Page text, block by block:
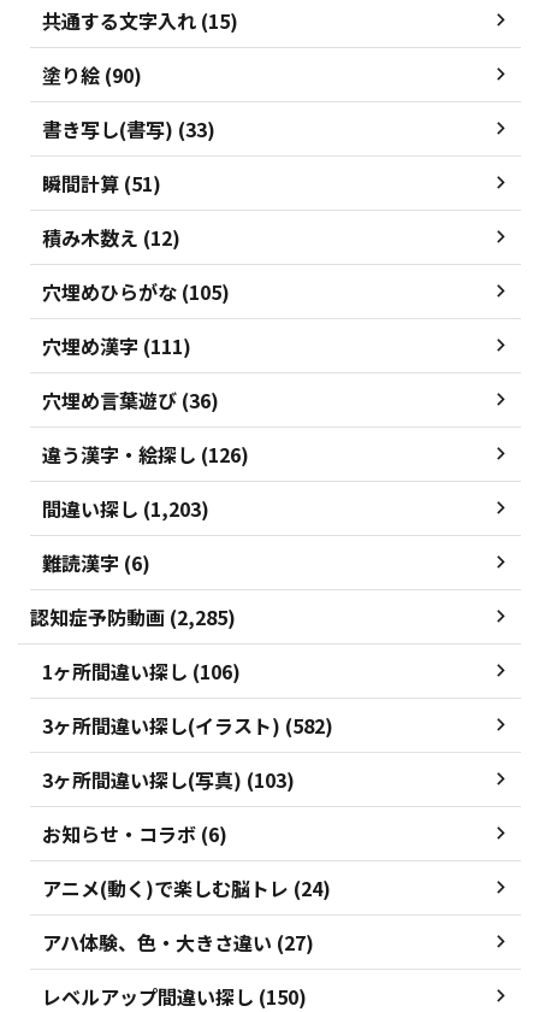
共通する文字入れ (15)
塗り絵 (90)
書き写し(書写) (33)
瞬間計算 (51)
積み木数え (12)
穴埋めひらがな (105)
穴埋め漢字 (111)
穴埋め言葉遊び (36)
違う漢字・絵探し (126)
間違い探し (1,203)
難読漢字 (6)
認知症予防動画 (2,285)
1ヶ所間違い探し (106)
3ヶ所間違い探し(イラスト) (582)
3ヶ所間違い探し(写真) (103)
お知らせ・コラボ (6)
アニメ(動く)で楽しむ脳トレ (24)
アハ体験、色・大きさ違い (27)
レベルアップ間違い探し (150)